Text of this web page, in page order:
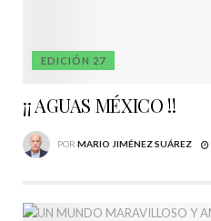
EDICIÓN 27
¡¡ AGUAS MÉXICO !!
POR MARIO JIMÉNEZ SUÁREZ